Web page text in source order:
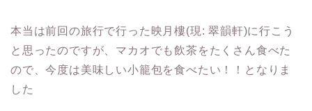
本当は前回の旅行で行った映月樓(現: 翠韻軒)に行こう
と思ったのですが、マカオでも飲茶をたくさん食べた
ので、今度は美味しい小籠包を食べたい！！となりま
した